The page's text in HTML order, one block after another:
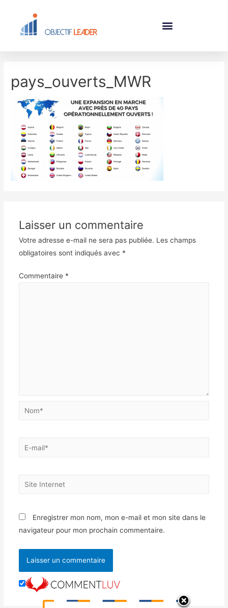
pays_ouverts_MWR
Laisser un commentaire
Votre adresse e-mail ne sera pas publiée. Les champs
obligatoires sont indiqués avec *
Commentaire *
Enregistrer mon nom, mon e-mail et mon site dans le
navigateur pour mon prochain commentaire.